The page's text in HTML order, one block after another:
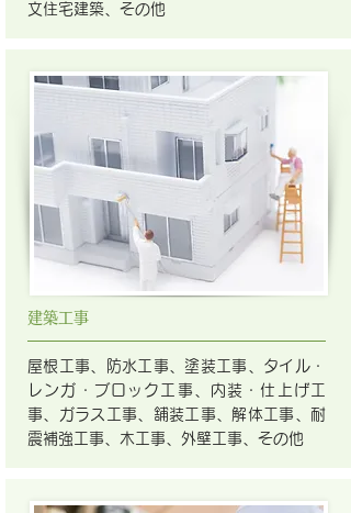
文住宅建築、その他
建築工事
屋根工事、防水工事、塗装工事、タイル・
レンガ・ブロック工事、内装・仕上げ工
事、ガラス工事、舗装工事、解体工事、耐
震補強工事、木工事、外壁工事、その他